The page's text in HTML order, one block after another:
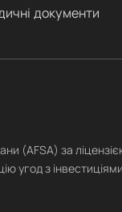
документи
(AFSA) за
угод з